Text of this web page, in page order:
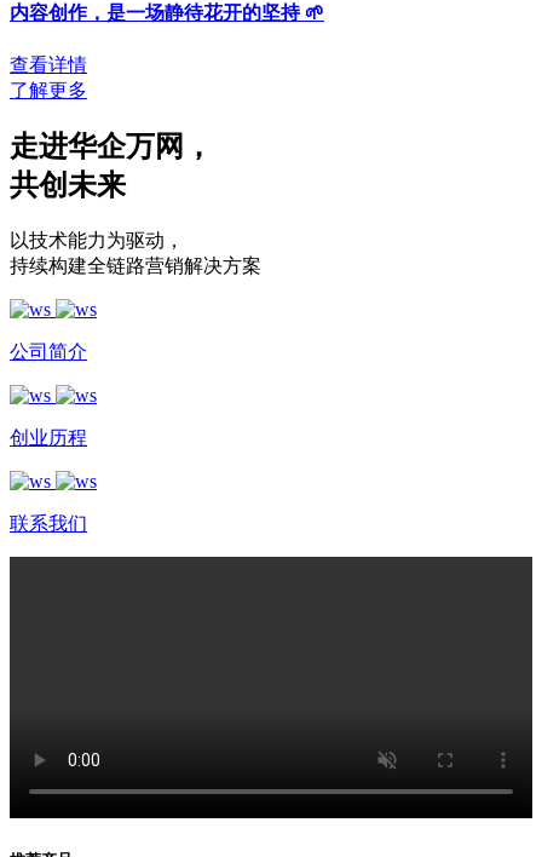
内容创作，是一场静待花开的坚持 🌱
查看详情
了解更多
走进华企万网 ，
共创未来
以技术能力为驱动 ，
持续构建全链路营销解决方案
公司简介
创业历程
联系我们